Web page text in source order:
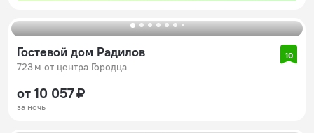
Гостевой дом Радилов
723 м от центра Городца
10
от 10 057 ₽
за ночь